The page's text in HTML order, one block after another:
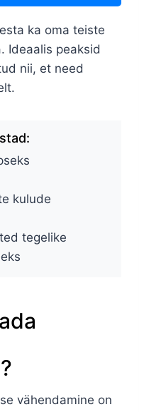
ka oma teiste
Ideaalis peaksid
nii, et need
kulude
tegelike
vähendamine on